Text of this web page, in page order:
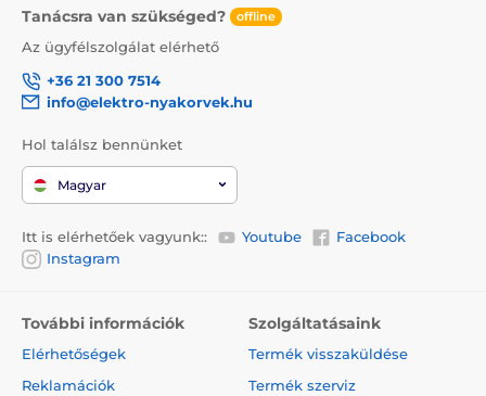
Tanácsra van szükséged? offline
Az ügyfélszolgálat elérhető
+36 21 300 7514
info@elektro-nyakorvek.hu
Hol találsz bennünket
Magyar
Itt is elérhetőek vagyunk:: Youtube
Facebook
Instagram
További információk
Elérhetőségek
Reklamációk
Szolgáltatásaink
Termék visszaküldése
Termék szerviz